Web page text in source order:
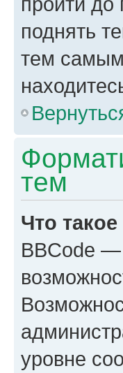
поднять
тем
тем
Что
BBCode —
уровне